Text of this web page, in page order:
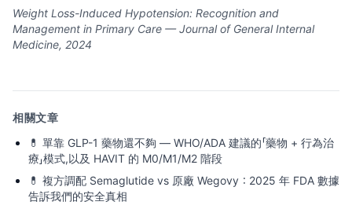
Weight Loss-Induced Hypotension: Recognition and
Management in Primary Care — Journal of General Internal
Medicine, 2024
相關文章
💊 單靠 GLP-1 藥物還不夠 — WHO/ADA 建議的「藥物 + 行為治
療」模式,以及 HAVIT 的 M0/M1/M2 階段
💊 複方調配 Semaglutide vs 原廠 Wegovy：2025 年 FDA 數據
告訴我們的安全真相